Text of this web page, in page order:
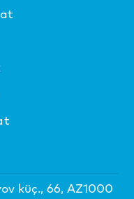
küç., 66, AZ1000